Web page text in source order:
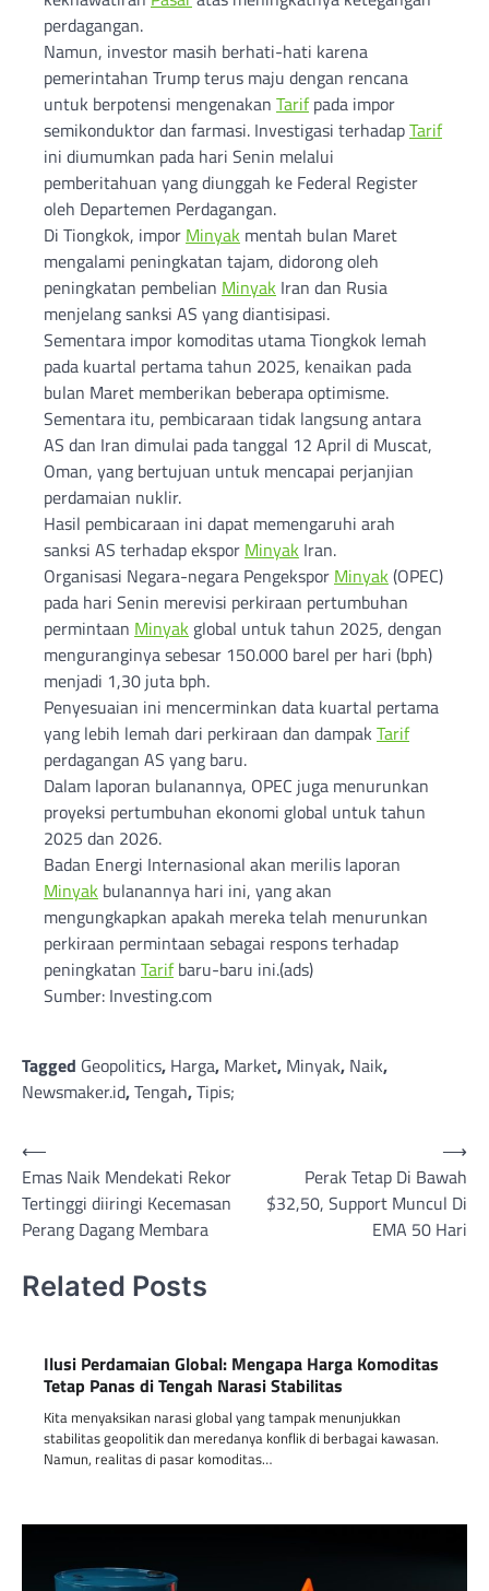
perdagangan.
Namun, investor masih berhati-hati karena
pemerintahan Trump terus maju dengan rencana
untuk berpotensi mengenakan Tarifpada impor
semikonduktor dan farmasi. Investigasi terhadapTarif
ini diumumkan pada hari Senin melalui
pemberitahuan yang diunggah ke Federal Register
oleh Departemen Perdagangan.
Di Tiongkok, impor Minyak mentah bulan Maret
mengalami peningkatan tajam, didorong oleh
peningkatan pembelian Minyak Iran dan Rusia
menjelang sanksi AS yang diantisipasi.
Sementara impor komoditas utama Tiongkok lemah
pada kuartal pertama tahun 2025, kenaikan pada
bulan Maret memberikan beberapa optimisme.
Sementara itu, pembicaraan tidak langsung antara
AS dan Iran dimulai pada tanggal 12 April di Muscat,
Oman, yang bertujuan untuk mencapai perjanjian
perdamaian nuklir.
Hasil pembicaraan ini dapat memengaruhi arah
sanksi AS terhadap ekspor Minyak Iran.
Organisasi Negara-negara Pengekspor Minyak (OPEC)
pada hari Senin merevisi perkiraan pertumbuhan
permintaan Minyak global untuk tahun 2025, dengan
menguranginya sebesar 150.000 barel per hari (bph)
menjadi 1,30 juta bph.
Penyesuaian ini mencerminkan data kuartal pertama
yang lebih lemah dari perkiraan dan dampak Tarif
perdagangan AS yang baru.
Dalam laporan bulanannya, OPEC juga menurunkan
proyeksi pertumbuhan ekonomi global untuk tahun
2025 dan 2026.
Badan Energi Internasional akan merilis laporan
Minyak bulanannya hari ini, yang akan
mengungkapkan apakah mereka telah menurunkan
perkiraan permintaan sebagai respons terhadap
peningkatan Tarifbaru-baru ini.(ads)
Sumber: Investing.com
Tagged Geopolitics, Harga, Market, Minyak, Naik,
Newsmaker.id,Tengah,Tipis;
Post
navigation
⟵
Emas Naik Mendekati Rekor
Tertinggi diiringi Kecemasan
Perang Dagang Membara
Perak Tetap Di Bawah
$32,50, Support Muncul Di
EMA 50 Hari
⟶
Related Posts
Ilusi Perdamaian Global: Mengapa Harga Komoditas
Tetap Panas di Tengah Narasi Stabilitas
Kita menyaksikan narasi global yang tampak menunjukkan
stabilitas geopolitik dan meredanya konflik di berbagai kawasan.
Namun, realitas di pasar komoditas…